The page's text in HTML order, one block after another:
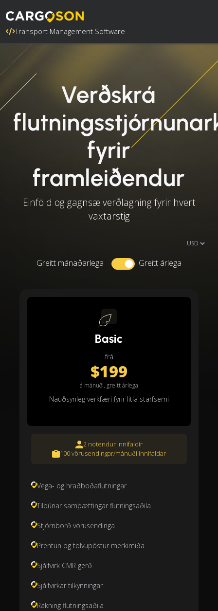
Transport Management Software
Verðskrá
fyrir
framleiðendur
Einföld og gagnsæ verðlagning fyrir hvert
vaxtarstig
Greitt mánaðarlega Greitt árlega
Basic
frá
$199
á mánuði, greitt árlega
Nauðsynleg verkfæri fyrir litla starfsemi
2 notendur innifaldir
100 vörusendingar/mánuði innifaldar
Vega- og hraðboðaflutningar
Tilbúnar samþættingar flutningsaðila
Stjórnborð vörusendinga
Prentun og tölvupóstur merkimiða
Sjálfvirk CMR gerð
Sjálfvirkar tilkynningar
Rakning flutningsaðila